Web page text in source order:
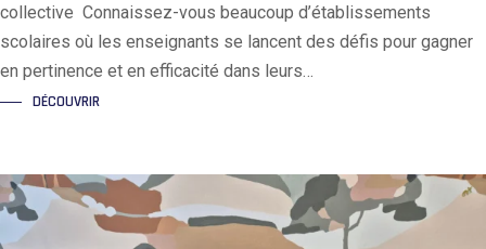
collective Connaissez-vous beaucoup d’établissements
scolaires où les enseignants se lancent des défis pour gagner
en pertinence et en efficacité dans leurs…
DÉCOUVRIR